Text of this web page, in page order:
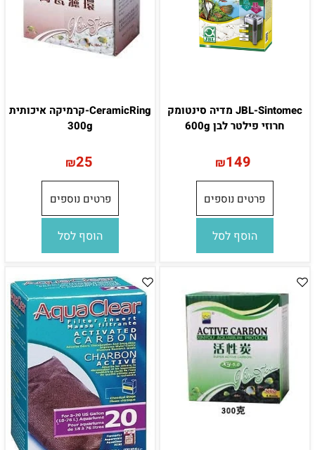
JBL-Sintomec מדיה סינטומק
חרוזי פילטר לבן 600g
₪149
פרטים נוספים
הוסף לסל
CeramicRing-קרמיקה איכותית
300g
₪25
פרטים נוספים
הוסף לסל